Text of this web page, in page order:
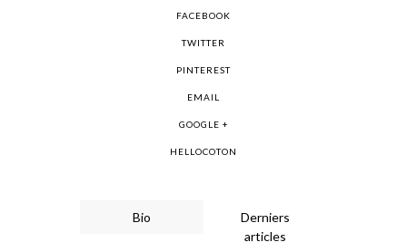
FACEBOOK
TWITTER
PINTEREST
EMAIL
GOOGLE +
HELLOCOTON
Bio
Derniers
articles